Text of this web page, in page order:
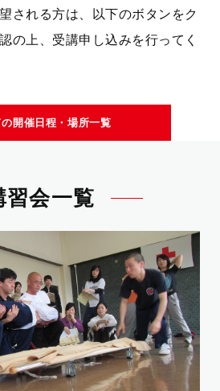
される方は、以下のボタンをク
の上、受講申し込みを行ってく
開催日程・場所一覧
習会一覧